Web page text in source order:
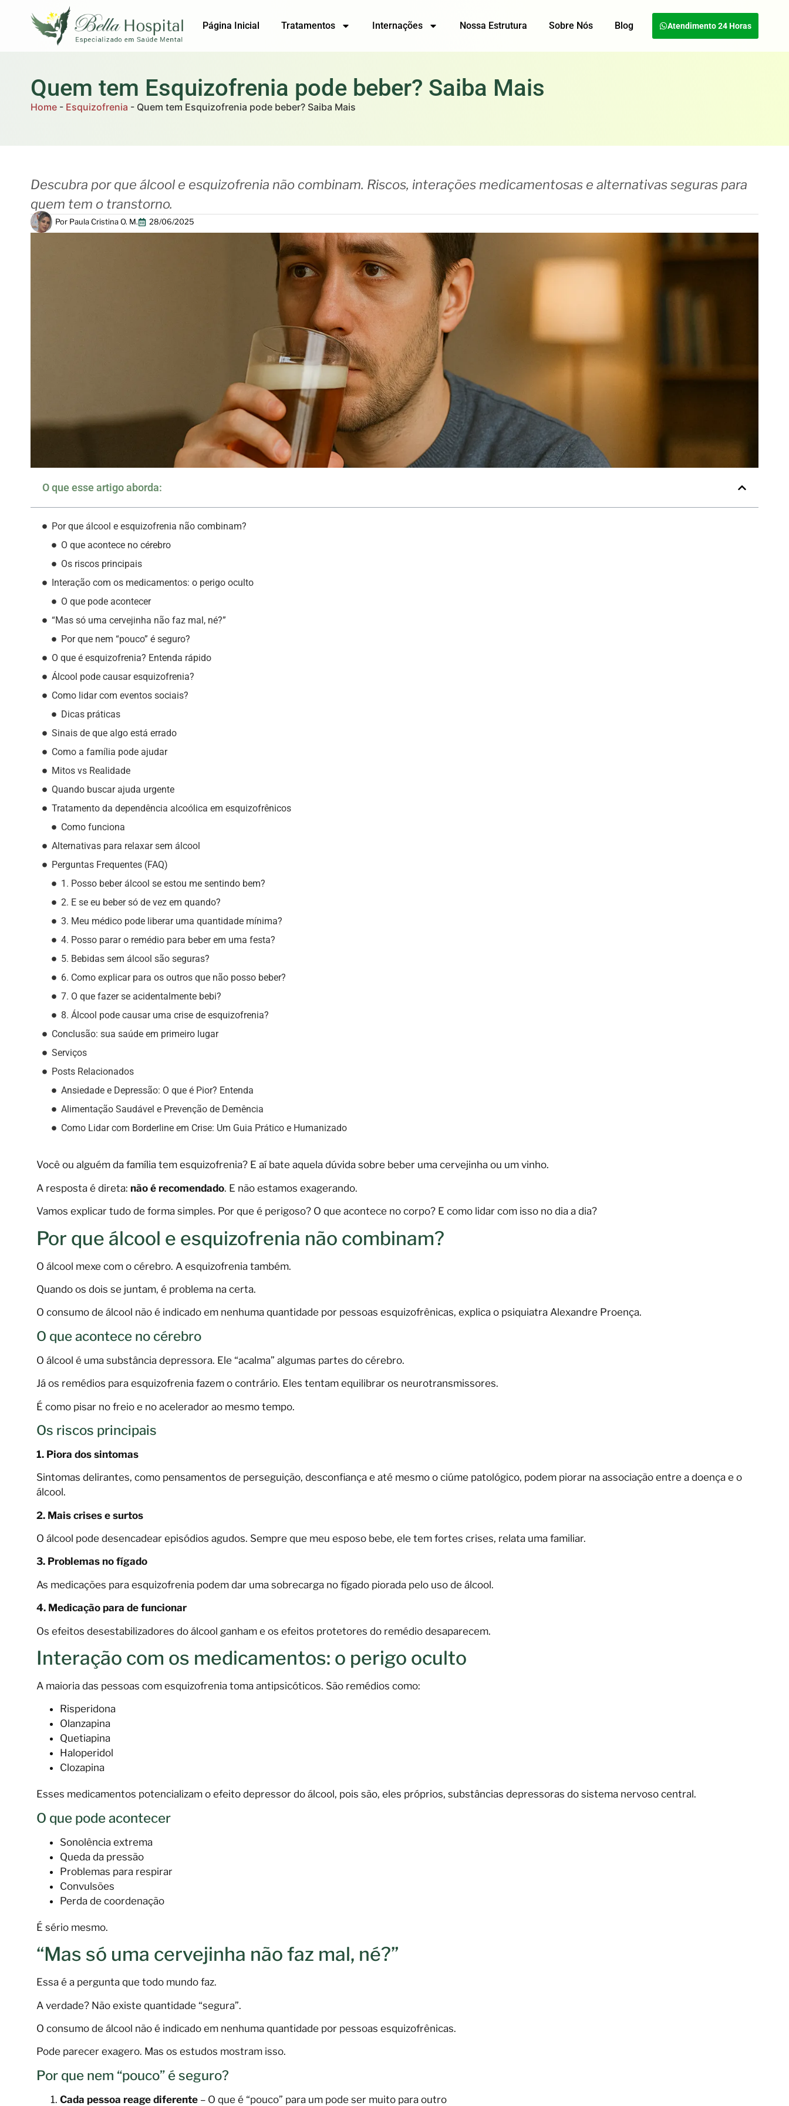
Página Inicial Tratamentos Internações Nossa Estrutura Sobre Nós Blog Atendimento 24 Horas
Quem tem Esquizofrenia pode beber? Saiba Mais
Home - Esquizofrenia - Quem tem Esquizofrenia pode beber? Saiba Mais
Descubra por que álcool e esquizofrenia não combinam. Riscos, interações medicamentosas e alternativas seguras para
quem tem o transtorno.
Por Paula Cristina O. M. 28/06/2025
O que esse artigo aborda:
Por que álcool e esquizofrenia não combinam?
O que acontece no cérebro
Os riscos principais
Interação com os medicamentos: o perigo oculto
O que pode acontecer
“Mas só uma cervejinha não faz mal, né?”
Por que nem “pouco” é seguro?
O que é esquizofrenia? Entenda rápido
Álcool pode causar esquizofrenia?
Como lidar com eventos sociais?
Dicas práticas
Sinais de que algo está errado
Como a família pode ajudar
Mitos vs Realidade
Quando buscar ajuda urgente
Tratamento da dependência alcoólica em esquizofrênicos
Como funciona
Alternativas para relaxar sem álcool
Perguntas Frequentes (FAQ)
1. Posso beber álcool se estou me sentindo bem?
2. E se eu beber só de vez em quando?
3. Meu médico pode liberar uma quantidade mínima?
4. Posso parar o remédio para beber em uma festa?
5. Bebidas sem álcool são seguras?
6. Como explicar para os outros que não posso beber?
7. O que fazer se acidentalmente bebi?
8. Álcool pode causar uma crise de esquizofrenia?
Conclusão: sua saúde em primeiro lugar
Serviços
Posts Relacionados
Ansiedade e Depressão: O que é Pior? Entenda
Alimentação Saudável e Prevenção de Demência
Como Lidar com Borderline em Crise: Um Guia Prático e Humanizado
Você ou alguém da família tem esquizofrenia? E aí bate aquela dúvida sobre beber uma cervejinha ou um vinho.
A resposta é direta: não é recomendado. E não estamos exagerando.
Vamos explicar tudo de forma simples. Por que é perigoso? O que acontece no corpo? E como lidar com isso no dia a dia?
Por que álcool e esquizofrenia não combinam?
O álcool mexe com o cérebro. A esquizofrenia também.
Quando os dois se juntam, é problema na certa.
O consumo de álcool não é indicado em nenhuma quantidade por pessoas esquizofrênicas, explica o psiquiatra Alexandre Proença.
O que acontece no cérebro
O álcool é uma substância depressora. Ele “acalma” algumas partes do cérebro.
Já os remédios para esquizofrenia fazem o contrário. Eles tentam equilibrar os neurotransmissores.
É como pisar no freio e no acelerador ao mesmo tempo.
Os riscos principais
1. Piora dos sintomas
Sintomas delirantes, como pensamentos de perseguição, desconfiança e até mesmo o ciúme patológico, podem piorar na associação entre a doença e o
álcool.
2. Mais crises e surtos
O álcool pode desencadear episódios agudos. Sempre que meu esposo bebe, ele tem fortes crises, relata uma familiar.
3. Problemas no fígado
As medicações para esquizofrenia podem dar uma sobrecarga no fígado piorada pelo uso de álcool.
4. Medicação para de funcionar
Os efeitos desestabilizadores do álcool ganham e os efeitos protetores do remédio desaparecem.
Interação com os medicamentos: o perigo oculto
A maioria das pessoas com esquizofrenia toma antipsicóticos. São remédios como:
Risperidona
Olanzapina
Quetiapina
Haloperidol
Clozapina
Esses medicamentos potencializam o efeito depressor do álcool, pois são, eles próprios, substâncias depressoras do sistema nervoso central.
O que pode acontecer
Sonolência extrema
Queda da pressão
Problemas para respirar
Convulsões
Perda de coordenação
É sério mesmo.
“Mas só uma cervejinha não faz mal, né?”
Essa é a pergunta que todo mundo faz.
A verdade? Não existe quantidade “segura”.
O consumo de álcool não é indicado em nenhuma quantidade por pessoas esquizofrênicas.
Pode parecer exagero. Mas os estudos mostram isso.
Por que nem “pouco” é seguro?
Cada pessoa reage diferente – O que é “pouco” para um pode ser muito para outro